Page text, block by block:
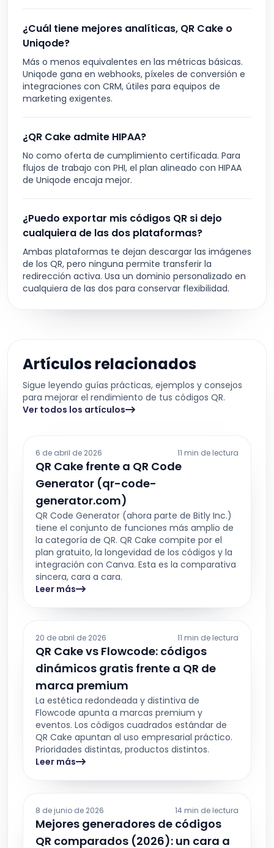
¿Cuál tiene mejores analíticas, QR Cake o
Uniqode?
Más o menos equivalentes en las métricas básicas.
Uniqode gana en webhooks, píxeles de conversión e
integraciones con CRM, útiles para equipos de
marketing exigentes.
¿QR Cake admite HIPAA?
No como oferta de cumplimiento certificada. Para
flujos de trabajo con PHI, el plan alineado con HIPAA
de Uniqode encaja mejor.
¿Puedo exportar mis códigos QR si dejo
cualquiera de las dos plataformas?
Ambas plataformas te dejan descargar las imágenes
de los QR, pero ninguna permite transferir la
redirección activa. Usa un dominio personalizado en
cualquiera de las dos para conservar flexibilidad.
Artículos relacionados
Sigue leyendo guías prácticas, ejemplos y consejos
para mejorar el rendimiento de tus códigos QR.
Ver todos los artículos
6 de abril de 2026 11 min de lectura
QR Cake frente a QR Code
Generator (qr-code-
generator.com)
QR Code Generator (ahora parte de Bitly Inc.)
tiene el conjunto de funciones más amplio de
la categoría de QR. QR Cake compite por el
plan gratuito, la longevidad de los códigos y la
integración con Canva. Esta es la comparativa
sincera, cara a cara.
Leer más
20 de abril de 2026 11 min de lectura
QR Cake vs Flowcode: códigos
dinámicos gratis frente a QR de
marca premium
La estética redondeada y distintiva de
Flowcode apunta a marcas premium y
eventos. Los códigos cuadrados estándar de
QR Cake apuntan al uso empresarial práctico.
Prioridades distintas, productos distintos.
Leer más
8 de junio de 2026 14 min de lectura
Mejores generadores de códigos
QR comparados (2026): un cara a